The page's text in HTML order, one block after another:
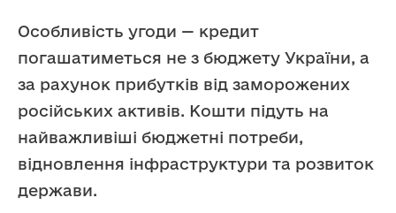
Особливість угоди — кредит
погашатиметься не з бюджету України, а
за рахунок прибутків від заморожених
російських активів. Кошти підуть на
найважливіші бюджетні потреби,
відновлення інфраструктури та розвиток
держави.